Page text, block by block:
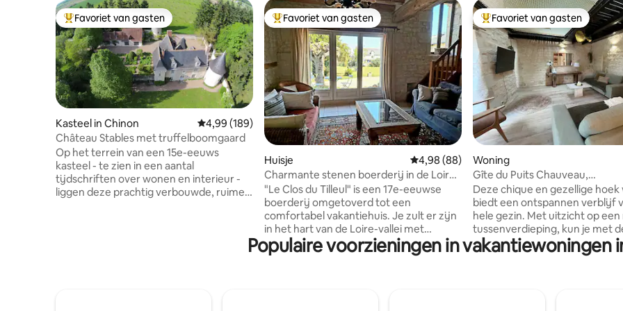
Topfavoriet van gasten
Favoriet van gasten
Kasteel in Chinon Gemiddelde beoordeling van 4,99 op 5, 189 recensies
4,99 (189)
Château Stables met truffelboomgaard
Op het terrein van een 15e-eeuws
kasteel - te zien in een aantal
tijdschriften over wonen en interieur -
liggen deze prachtig verbouwde, ruime,
lokale kalksteen hebben veel karakter en
Topfavoriet van gasten
Favoriet van gasten
Huisje Gemiddelde beoordeling van 4,98 op 5, 88
4,98 (88)
Charmante stenen boerderij in de Loire-
vallei
"Le Clos du Tilleul" is een 17e-eeuwse
boerderij omgetoverd tot een
comfortabel vakantiehuis. Je zult er zijn
in het hart van de Loire-vallei met
gemakkelijke toegang tot alle
belangrijke toeristische
Topfavoriet van gasten
Favoriet van gasten
Woning
Gîte du Puits Chauveau,
Spa/Wijngaarden/Kastelen
Deze chique en gezellige hoek
biedt een ontspannen verblijf
hele gezin. Met uitzicht op een
tussenverdieping, kun je met
atypische ruimte chillen met
en kijken hoe de kinderen
mogelijk maakt. Chinon ligt op
Populaire voorzieningen in vakantiewoningen